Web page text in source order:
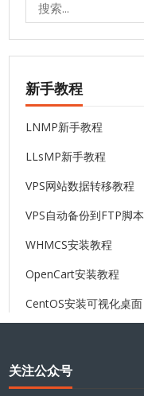
新手教程
LNMP新手教程
LLsMP新手教程
VPS网站数据转移教程
VPS自动备份到FTP脚本
WHMCS安装教程
OpenCart安装教程
CentOS安装可视化桌面
关注公众号